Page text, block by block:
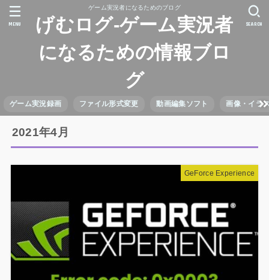
ゲーム実況者になるためのブログ
げむログ-ゲーム実況者
になるための情報ブロ
グ
ゲーム実況録画 ファイル形式変更 動画編集ソフト 画像・イラ
SEARCH
MENU
2021年4月
GeForce Experience